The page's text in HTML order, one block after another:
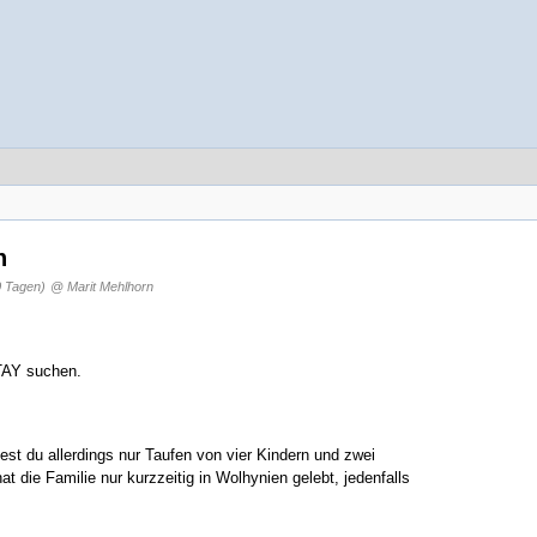
Tagen) @ Marit Mehlhorn
suchen.
du allerdings nur Taufen von vier Kindern und zwei
die Familie nur kurzzeitig in Wolhynien gelebt, jedenfalls